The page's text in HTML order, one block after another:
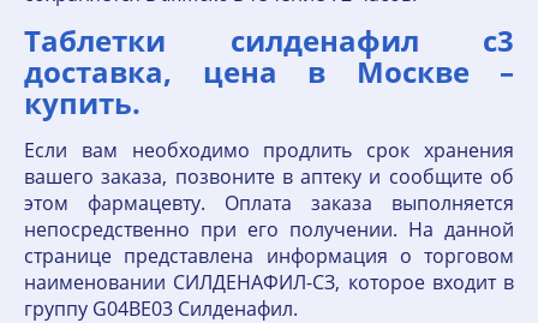
Таблетки силденафил с3
доставка, цена в Москве –
купить.
Если вам необходимо продлить срок хранения
вашего заказа, позвоните в аптеку и сообщите об
этом фармацевту. Оплата заказа выполняется
непосредственно при его получении. На данной
странице представлена информация о торговом
наименовании СИЛДЕНАФИЛ-СЗ, которое входит в
группу G04BE03 Силденафил.